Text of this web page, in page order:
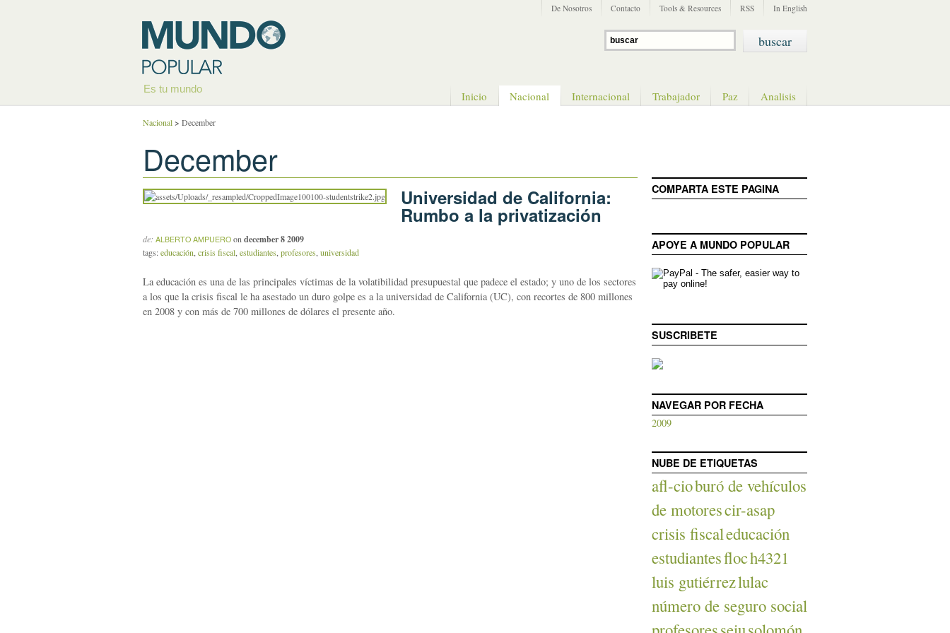
Es tu mundo
De Nosotros Contacto Tools & Resources RSS In English
Inicio Nacional Internacional Trabajador Paz Analisis
Nacional> December
December
Universidad de California:
Rumbo a la privatización
de: ALBERTO AMPUERO on december 8 2009
tags:educación crisis fiscal estudiantes profesores universidad
La educación es una de las principales víctimas de la volatibilidad presupuestal que padece el estado; y uno de los sectores
a los que la crisis fiscal le ha asestado un duro golpe es a la universidad de California (UC), con recortes de 800 millones
en 2008 y con más de 700 millones de dólares el presente año.
COMPARTA ESTE PAGINA
APOYE A MUNDO POPULAR
SUSCRIBETE
NAVEGAR POR FECHA
2009
NUBE DE ETIQUETAS
afl-cioburó de vehículos
de motorescir-asap
crisis fiscaleducación
estudiantesfloch4321
luis gutiérrezlulac
número de seguro social